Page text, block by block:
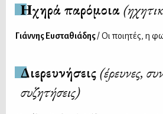
Ηχηρά παρόμοια
Γιάννης Ευσταθιάδης/ Οι ποιητές, η
Διερευνήσεις(έρευνες,
συζητήσεις)